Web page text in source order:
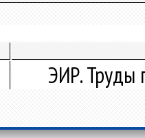
ЭИР. Труды